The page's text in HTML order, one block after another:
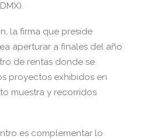
la firma que preside
aperturar a finales del año
de rentas donde se
proyectos exhibidos en
muestra y recorridos
es complementar lo